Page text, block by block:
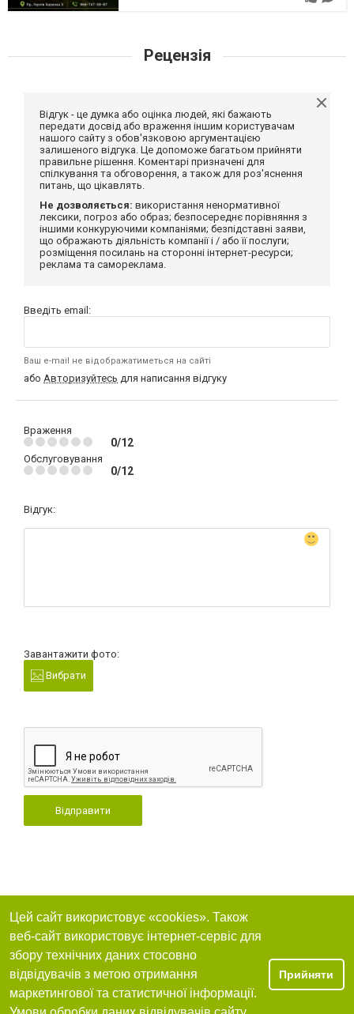
Рецензія
Відгук - це думка або оцінка людей, які бажають
передати досвід або враження іншим користувачам
нашого сайту з обов'язковою аргументацією
залишеного відгука. Це допоможе багатьом прийняти
правильне рішення. Коментарі призначені для
спілкування та обговорення, а також для роз'яснення
питань, що цікавлять.
Не дозволяється: використання ненормативної
лексики, погроз або образ; безпосереднє порівняння з
іншими конкуруючими компаніями; безпідставні заяви,
що ображають діяльність компанії і / або її послуги;
розміщення посилань на сторонні інтернет-ресурси;
реклама та самореклама.
Введіть email:
Ваш e-mail не відображатиметься на сайті
або Авторизуйтесь для написання відгуку
Враження
0/12
Обслуговування
0/12
Відгук:
Завантажити фото:
Вибрати
Відправити
Цей сайт використовує «cookies». Також
веб-сайт використовує інтернет-сервіс для
збору технічних даних стосовно
відвідувачів з метою отримання
маркетингової та статистичної інформації.
Прийняти